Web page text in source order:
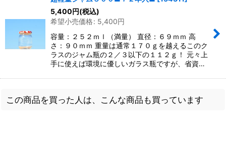
5,400円(税込)
希望小売価格: 5,400円
容量：２５２ｍｌ（満量） 直径：６９ｍｍ 高
さ：９０ｍｍ 重量は通常１７０ｇを越えるこのク
ラスのジャム瓶の２／３以下の１１２ｇ！ 元々上
手に使えば環境に優しいガラス瓶ですが、省資…
この商品を買った人は、こんな商品も買っています